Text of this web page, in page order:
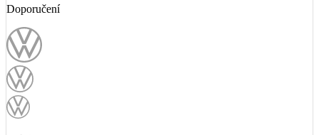
Doporučení